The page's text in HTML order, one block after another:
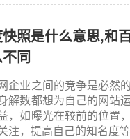
照是什么意思,和
同
企业之间的竞争是必然
解数都想为自己的网站
，如曝光在较前的位置
注，提高自己的知名度